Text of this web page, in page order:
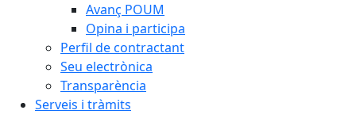
Avanç POUM
Opina i participa
Perfil de contractant
Seu electrònica
Transparència
Serveis i tràmits